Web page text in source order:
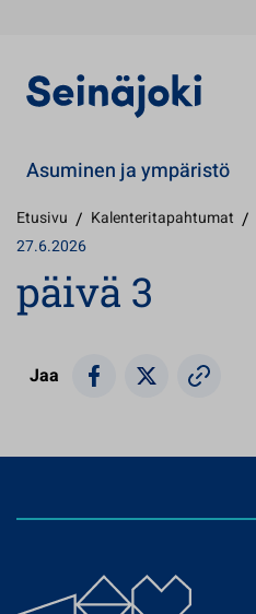
Asuminen ja ympäristö
Etusivu / Kalenteritapahtumat /
27.6.2026
päivä 3
Jaa